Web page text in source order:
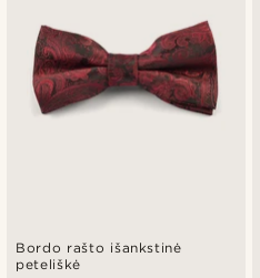
Bordo rašto išankstinė
peteliškė